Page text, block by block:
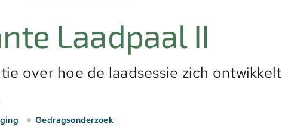
Laadpaal II
over hoe de laadsessie zich ontwikkelt
Gedragsonderzoek